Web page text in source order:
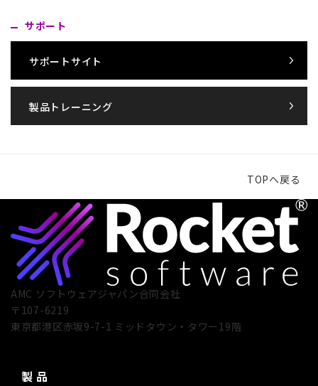
サポート
サポートサイト
製品トレーニング
TOPへ戻る
AMC ソフトウェアジャパン合同会社
〒107-6219
東京都港区赤坂9-7-1 ミッドタウン・タワー19階
製 品